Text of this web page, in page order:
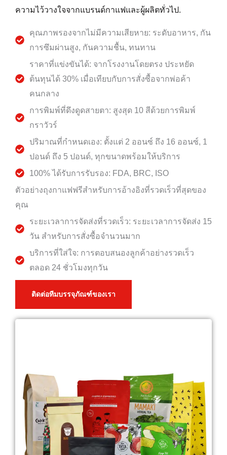
ความไว้วางใจจากแบรนด์กาแฟและผู้ผลิตทั่วไป.
คุณภาพรองจากไม่มีความเสียหาย: ระดับอาหาร, กัน
การซึมผ่านสูง, กันความชื้น, ทนทาน
ราคาที่แข่งขันได้: จากโรงงานโดยตรง ประหยัด
ต้นทุนได้ 30% เมื่อเทียบกับการสั่งซื้อจากพ่อค้า
คนกลาง
การพิมพ์ที่ดึงดูดสายตา: สูงสุด 10 สีด้วยการพิมพ์
กราวัวร์
ปริมาณที่กำหนดเอง: ตั้งแต่ 2 ออนซ์ ถึง 16 ออนซ์, 1
ปอนด์ ถึง 5 ปอนด์, ทุกขนาดพร้อมให้บริการ
100% ได้รับการรับรอง: FDA, BRC, ISO
ตัวอย่างถุงกาแฟฟรีสำหรับการอ้างอิงที่รวดเร็วที่สุดของ
คุณ
ระยะเวลาการจัดส่งที่รวดเร็ว: ระยะเวลาการจัดส่ง 15
วัน สำหรับการสั่งซื้อจำนวนมาก
บริการที่ใส่ใจ: การตอบสนองลูกค้าอย่างรวดเร็ว
ตลอด 24 ชั่วโมงทุกวัน
ติดต่อทีมบรรจุภัณฑ์ของเรา